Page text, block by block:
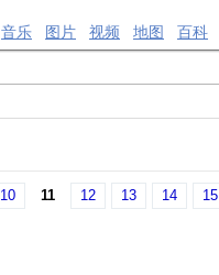
音乐 图片 视频 地图 百科
10 11 12 13 14 15